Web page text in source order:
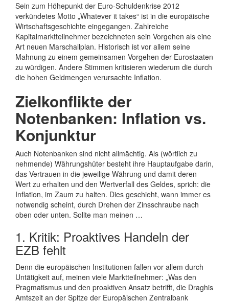
Sein zum Höhepunkt der Euro-Schuldenkrise 2012
verkündetes Motto „Whatever it takes“ ist in die europäische
Wirtschaftsgeschichte eingegangen. Zahlreiche
Kapitalmarktteilnehmer bezeichneten sein Vorgehen als eine
Art neuen Marschallplan. Historisch ist vor allem seine
Mahnung zu einem gemeinsamen Vorgehen der Eurostaaten
zu würdigen. Andere Stimmen kritisieren wiederum die durch
die hohen Geldmengen verursachte Inflation.
Zielkonflikte der
Notenbanken: Inflation vs.
Konjunktur
Auch Notenbanken sind nicht allmächtig. Als (wörtlich zu
nehmende) Währungshüter besteht ihre Hauptaufgabe darin,
das Vertrauen in die jeweilige Währung und damit deren
Wert zu erhalten und den Wertverfall des Geldes, sprich: die
Inflation, im Zaum zu halten. Dies geschieht, wann immer es
notwendig scheint, durch Drehen der Zinsschraube nach
oben oder unten. Sollte man meinen …
1. Kritik: Proaktives Handeln der
EZB fehlt
Denn die europäischen Institutionen fallen vor allem durch
Untätigkeit auf, meinen viele Marktteilnehmer: „Was den
Pragmatismus und den proaktiven Ansatz betrifft, die Draghis
Amtszeit an der Spitze der Europäischen Zentralbank